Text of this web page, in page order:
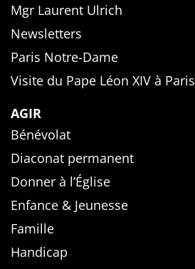
Mgr Laurent Ulrich
Newsletters
Paris Notre-Dame
Visite du Pape Léon XIV à Paris
AGIR
Bénévolat
Diaconat permanent
Donner à l’Église
Enfance & Jeunesse
Famille
Handicap